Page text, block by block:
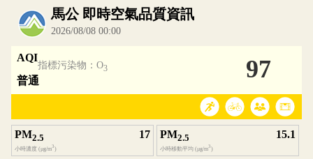
內嵌空氣品質小工具為視覺預覽，完整即時空